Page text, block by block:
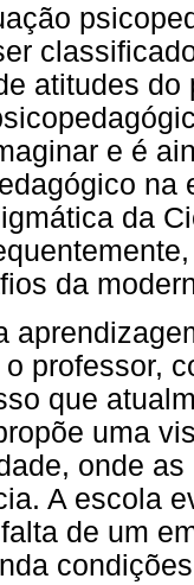
atitudes
e é
na
da
da
professor,
que
uma
onde
A escola
de um